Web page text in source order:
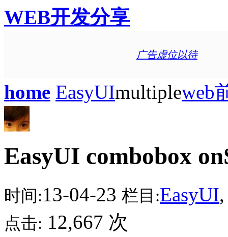
WEB开发分享
广告虚位以待
home EasyUImultipleweb
EasyUI combobox
时间:13-04-23 栏目:EasyUI
点击: 12,667 次